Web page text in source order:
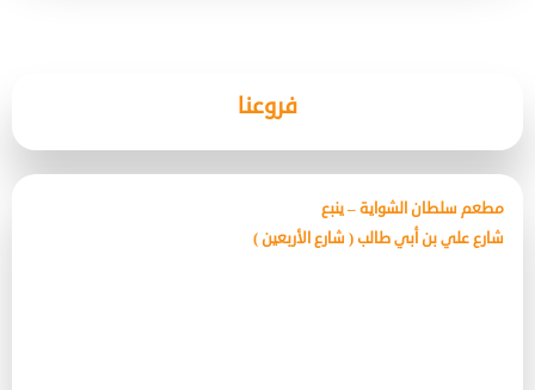
فروعنا
مطعم سلطان الشواية – ينبع
شارع علي بن أبي طالب ( شارع الأربعين )